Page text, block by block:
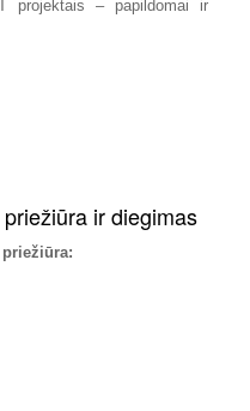
projektais – papildomai ir
ir diegimas